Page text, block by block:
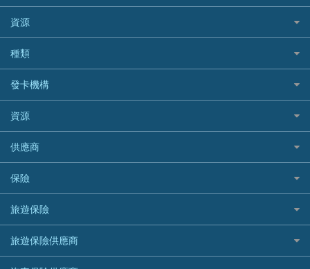
稅季/稅務貸款
網上貸款
結餘轉戶(清卡數貸款)
銀行貸款
財務公司貸款
免入息貸款
免TU貸款
急借錢
緊急貸款比較
最佳小額貸款比較
易批必批貸款
BEA 東亞銀行
BOC 中國銀行
Cashing Pro 優尚信貸
CCB(Asia) 中國建設銀行 (亞洲)
Citibank 花旗銀行
CNCBI 信銀國際
CreFIT 維信
DBS 星展銀行
DSB 大新銀行
HSBC 滙豐銀行貸款
K Cash 貸款
資源
如何申請個人貸款
如何管理個人貸款
個人貸款有用資訊
清卡數貸款教學
循環貸款教學
個人化貸款產品推介 🔥全新
供樓利息扣稅
最佳貸款app
種類
網購優惠
精選外幣網購信用卡
尊尚信用卡
公司信用卡
電子錢包信用卡
日本遊信用卡攻略
韓國遊信用卡攻略
台灣遊信用卡攻略
機場貴賓室信用卡
發卡機構
Citibank花旗銀行
AE美國運通
DBS星展銀行
HSBC滙豐銀行
Mox
信銀國際
大新銀行
恒生銀行
資源
Black Friday優惠
淘寶付款方式
一田購物優惠日
SOGO感謝祭
HKTVmall優惠碼
交稅優惠
酒店優惠碼
供應商
八達通自動增值信用卡
保險
旅遊保險
汽車保險
家居保險
旅遊保險
日本旅遊保險及資訊
泰國旅遊保險及資訊
旅遊保險供應商